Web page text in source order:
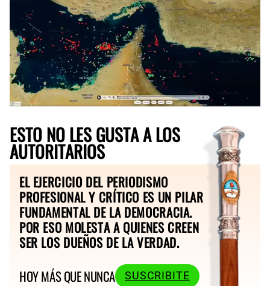
ESTO NO LES GUSTA A LOS
AUTORITARIOS
EL EJERCICIO DEL PERIODISMO
PROFESIONAL Y CRÍTICO ES UN PILAR
FUNDAMENTAL DE LA DEMOCRACIA.
POR ESO MOLESTA A QUIENES CREEN
SER LOS DUEÑOS DE LA VERDAD.
HOY MÁS QUE NUNCA
SUSCRIBITE